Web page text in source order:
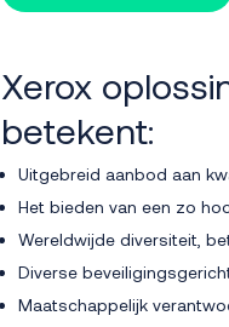
Xerox
betekent:
Uitgebreid aanbod aan
Het bieden van een zo
Wereldwijde diversiteit,
Diverse
Maatschappelijk